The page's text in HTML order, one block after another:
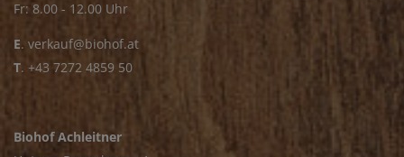
Fr: 8.00 - 12.00 Uhr
E. verkauf@biohof.at
T. +43 7272 4859 50
Biohof Achleitner